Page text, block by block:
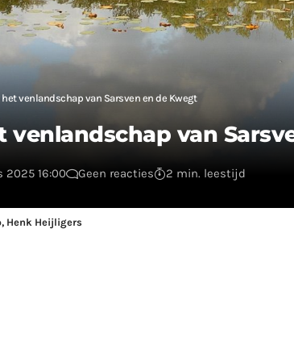
venlandschap van Sarsven en de Kwegt
venlandschap van
2025 16:00 Geen reacties 2 min. leestijd
Henk Heijligers